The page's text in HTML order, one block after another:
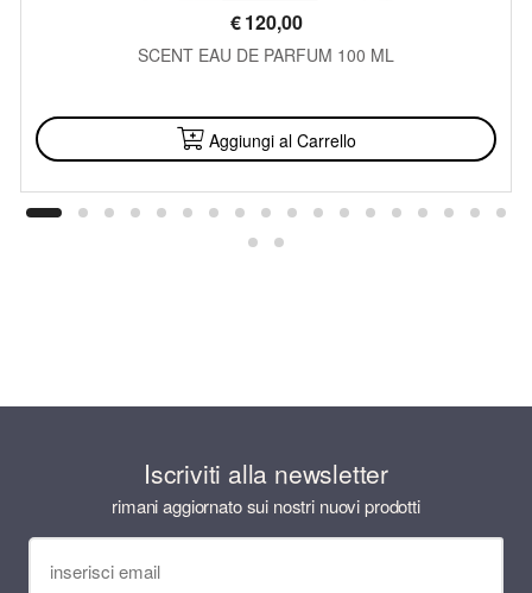
€120,00
SCENT EAU DE PARFUM 100 ML
Aggiungi al Carrello
Iscriviti alla newsletter
rimani aggiornato sui nostri nuovi prodotti